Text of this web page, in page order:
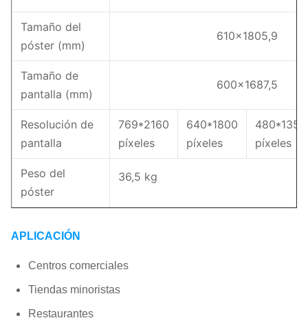
Tamaño del
póster (mm)
610x1805,9
Tamaño de
pantalla (mm)
600x1687,5
Resolución de
pantalla
769*2160
píxeles
640*1800
píxeles
480*1350
píxeles
Peso del
póster
36,5 kg
gabinete
Mantenimiento
máx./prom.
APLICACIÓN
Centros comerciales
Tiendas minoristas
Restaurantes